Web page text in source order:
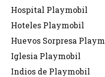
Hospital Playmobil
Hoteles Playmobil
Huevos Sorpresa
Iglesia Playmobil
Indios de Playmobil